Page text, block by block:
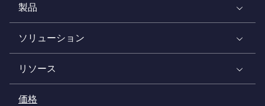
製品
ソリューション
リソース
価格